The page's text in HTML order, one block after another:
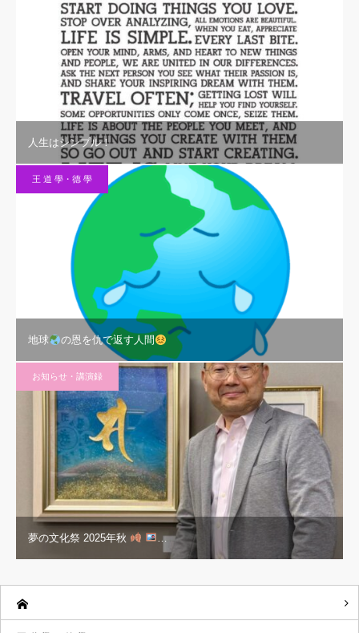
人生はシンプル！
王 道 學・德 學
地球 の恩を仇で返す人間
お知らせ・講演録
夢の文化祭 2025年秋 …